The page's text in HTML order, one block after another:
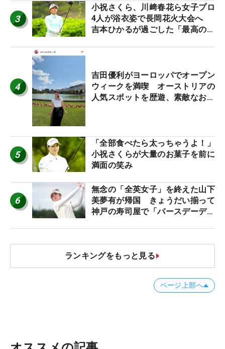
3
小祝さくら、川﨑春花ら女子プロ
4人が浴衣姿で長岡花火大会へ
吉本ひかるが過ごした「最高の夏
4
吉田優利がヨーロッパでオープン
ウィークを満喫 オーストリアの
人気スポットを歴遊、素敵なお土
5
「全部食べたら太っちゃうよ！」
小祝さくらが大量のお菓子を前に
満面の笑み
6
無念の「全英女子」を終えた山下
美夢有が帰国 きょうだい揃って
神戸の寿司屋で「バースデーディ
ランキングをもっと見る
ページ上部へ